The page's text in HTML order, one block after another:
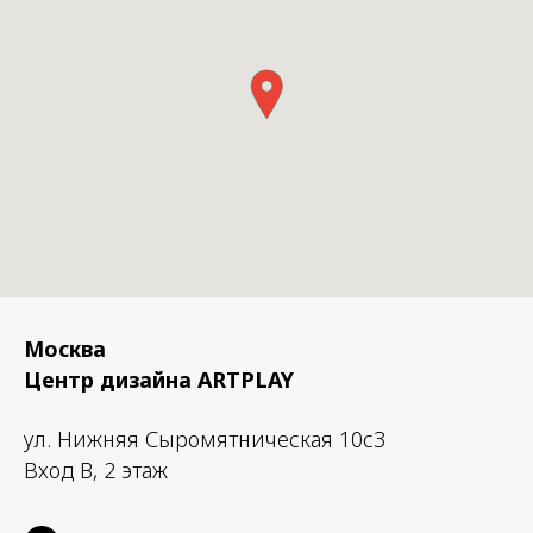
Москва
Центр дизайна ARTPLAY
ул. Нижняя Сыромятническая 10с3
Вход B, 2 этаж